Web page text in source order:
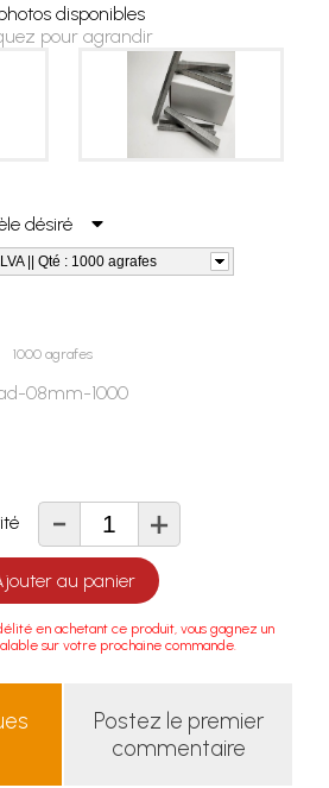
disponibles
pour agrandir
désiré
|| Qté : 1000 agrafes
1000 agrafes
08mm-1000
- +
au panier
en achetant ce produit, vous gagnez un
sur votre prochaine commande.
Postez le premier
commentaire